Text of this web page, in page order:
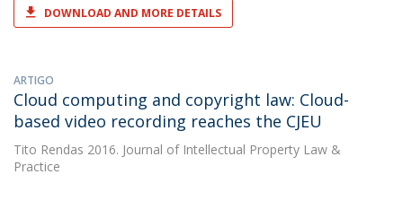
DOWNLOAD AND MORE DETAILS
ARTIGO
Cloud computing and copyright law: Cloud-
based video recording reaches the CJEU
Tito Rendas 2016. Journal of Intellectual Property Law &
Practice